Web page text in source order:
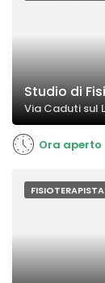
Studio di
Via Caduti sul
Ora aperto
FISIOTERAPISTA